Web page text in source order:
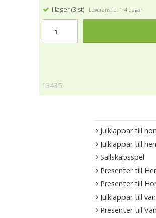
I lager (3 st) Leveranstid: 1-4 dagar
13435
Julklappar till
Julklappar till
Sällskapsspel
Presenter till
Presenter till
Julklappar till
Presenter till